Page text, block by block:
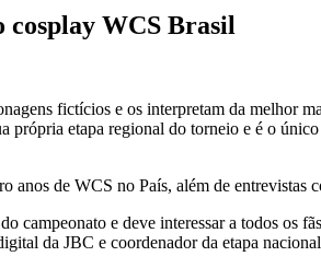
cosplay WCS Brasil
fictícios e os interpretam da
própria etapa regional do torneio e é o
de WCS no País, além de entrevistas
campeonato e deve interessar a todos
da JBC e coordenador da etapa